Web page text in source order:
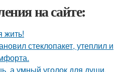
на сайте:
жить!
стеклопакет, утеплил и
а умный уголок для души.